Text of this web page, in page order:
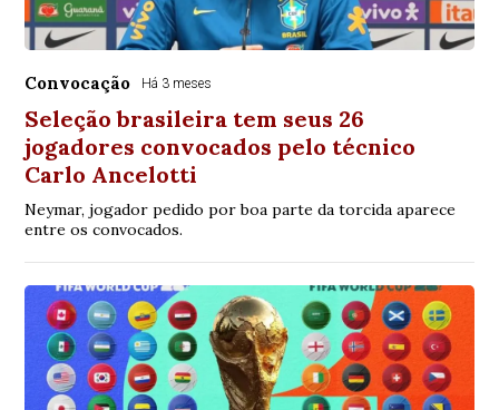
Convocação Há 3 meses
Seleção brasileira tem seus 26
jogadores convocados pelo técnico
Carlo Ancelotti
Neymar, jogador pedido por boa parte da torcida aparece
entre os convocados.